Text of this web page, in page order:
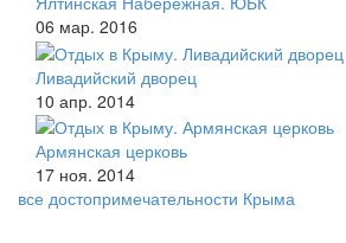
06 мар. 2016
Ливадийский дворец
10 апр. 2014
Армянская церковь
17 ноя. 2014
все достопримечательности Крыма